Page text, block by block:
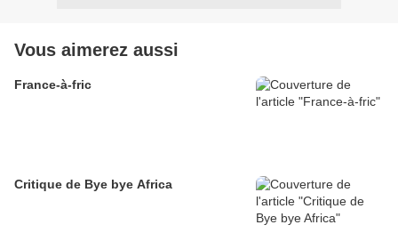
Vous aimerez aussi
France-à-fric
Critique de Bye bye Africa